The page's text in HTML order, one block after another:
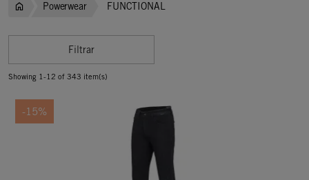
Powerwear FUNCTIONAL
Filtrar
Showing 1-12 of 343 item(s)
-15%